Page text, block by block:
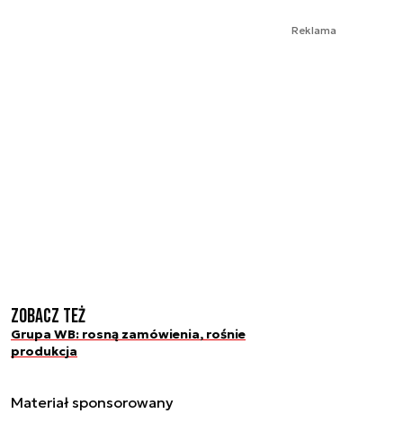
Reklama
Zobacz też
Grupa WB: rosną zamówienia, rośnie
produkcja
Materiał sponsorowany